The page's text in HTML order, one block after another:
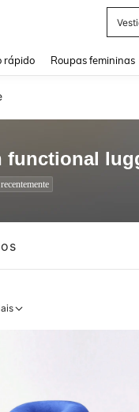
rápido Roupas femininas
functional